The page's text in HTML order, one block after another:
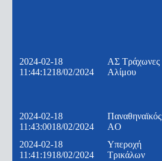
2024-02-18
11:44:1218/02/2024
ΑΣ Τράχωνες
Αλίμου
2024-02-18
11:43:0018/02/2024
Παναθηναϊκός
AO
2024-02-18
11:41:1918/02/2024
Υπεροχή
Τρικάλων